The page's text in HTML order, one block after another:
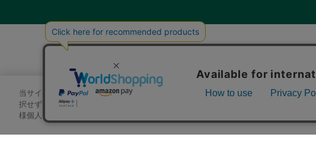
当サイトでは、サイトの利便性向上のためにクッキーを使用いたします。ボタンか
択せずにページを移動した場合、クッキーの使用に同意したことになります。クッキ
様個人を特定できる情報」は一切含まれておりません。詳細は